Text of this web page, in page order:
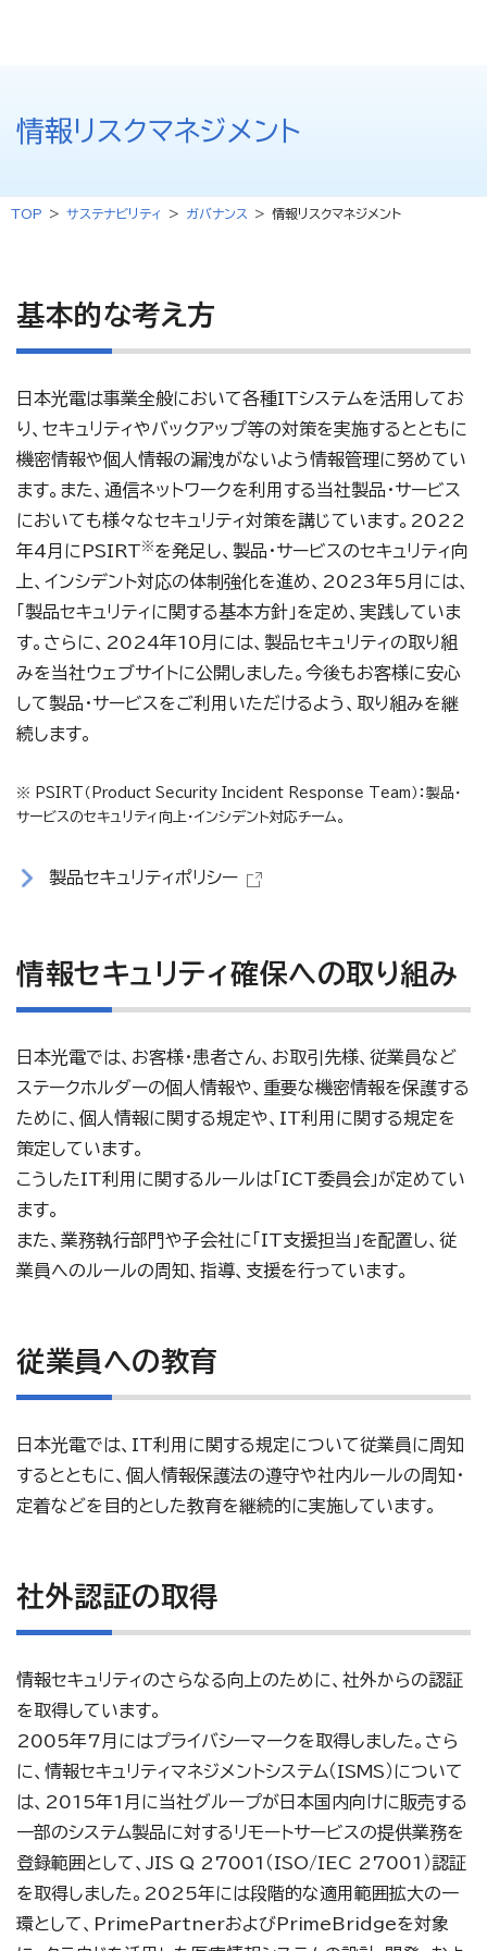
情報リスクマネジメント
TOP サステナビリティ ガバナンス 情報リスクマネジメント
基本的な考え方
日本光電は事業全般において各種ITシステムを活用してお
り、セキュリティやバックアップ等の対策を実施するとともに
機密情報や個人情報の漏洩がないよう情報管理に努めてい
ます。また、通信ネットワークを利用する当社製品・サービス
においても様々なセキュリティ対策を講じています。2022
年4月にPSIRT※を発足し、製品・サービスのセキュリティ向
上、インシデント対応の体制強化を進め、2023年5月には、
「製品セキュリティに関する基本方針」を定め、実践していま
す。さらに、2024年10月には、製品セキュリティの取り組
みを当社ウェブサイトに公開しました。今後もお客様に安心
して製品・サービスをご利用いただけるよう、取り組みを継
続します。
※ PSIRT（Product Security Incident Response Team）：製品・
サービスのセキュリティ向上・インシデント対応チーム。
製品セキュリティポリシー
情報セキュリティ確保への取り組み
日本光電では、お客様・患者さん、お取引先様、従業員など
ステークホルダーの個人情報や、重要な機密情報を保護する
ために、個人情報に関する規定や、IT利用に関する規定を
策定しています。
こうしたIT利用に関するルールは「ICT委員会」が定めてい
ます。
また、業務執行部門や子会社に「IT支援担当」を配置し、従
業員へのルールの周知、指導、支援を行っています。
従業員への教育
日本光電では、IT利用に関する規定について従業員に周知
するとともに、個人情報保護法の遵守や社内ルールの周知・
定着などを目的とした教育を継続的に実施しています。
社外認証の取得
情報セキュリティのさらなる向上のために、社外からの認証
を取得しています。
2005年7月にはプライバシーマークを取得しました。さら
に、情報セキュリティマネジメントシステム（ISMS）について
は、2015年1月に当社グループが日本国内向けに販売する
一部のシステム製品に対するリモートサービスの提供業務を
登録範囲として、JIS Q 27001（ISO/IEC 27001）認証
を取得しました。2025年には段階的な適用範囲拡大の一
環として、PrimePartnerおよびPrimeBridgeを対象